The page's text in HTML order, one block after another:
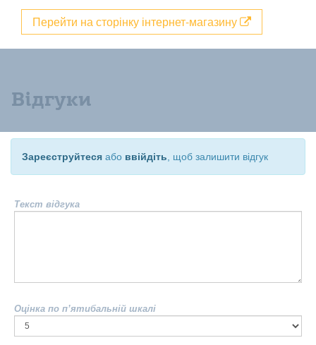
Перейти на сторінку інтернет-магазину
Відгуки
Зареєструйтеся або ввійдіть , щоб залишити відгук
Текст відгука
Оцінка по п’ятибальній шкалі